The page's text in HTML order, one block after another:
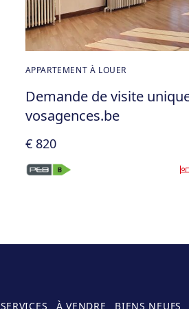
APPARTEMENT À LOUER
Demande de visite
vosagences.be
€ 820
SERVICES À VENDRE BIENS NEUFS